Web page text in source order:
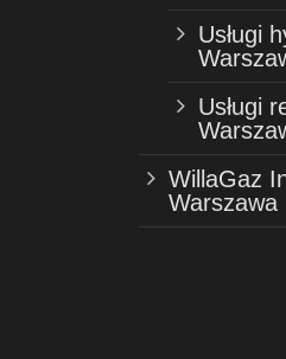
Usługi
Usługi
WillaGaz
Warszawa